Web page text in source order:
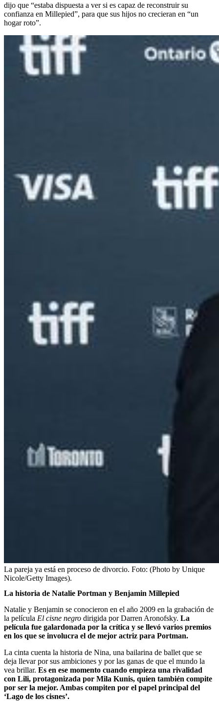
dijo que “estaba dispuesta a ver si es capaz de reconstruir su
confianza en Millepied”, para que sus hijos no crecieran en “un
hogar roto”.
La pareja ya está en proceso de divorcio. Foto: (Photo by Unique
Nicole/Getty Images).
La historia de Natalie Portman y Benjamin Millepied
Natalie y Benjamin se conocieron en el año 2009 en la grabación de
la película El cisne negro dirigida por Darren Aronofsky. La
película fue galardonada por la crítica y se llevó varios premios
en los que se involucra el de mejor actriz para Portman.
La cinta cuenta la historia de Nina, una bailarina de ballet que se
deja llevar por sus ambiciones y por las ganas de que el mundo la
vea brillar. Es en ese momento cuando empieza una rivalidad
con Lili, protagonizada por Mila Kunis, quien también compite
por ser la mejor. Ambas compiten por el papel principal del
‘Lago de los cisnes’.